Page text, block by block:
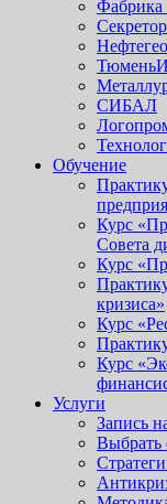
Фабрика
СИБАЛ
Обучение
Курс
Совета
Курс
кризиса»
Курс
Курс
Услуги
Запись
Выбрать